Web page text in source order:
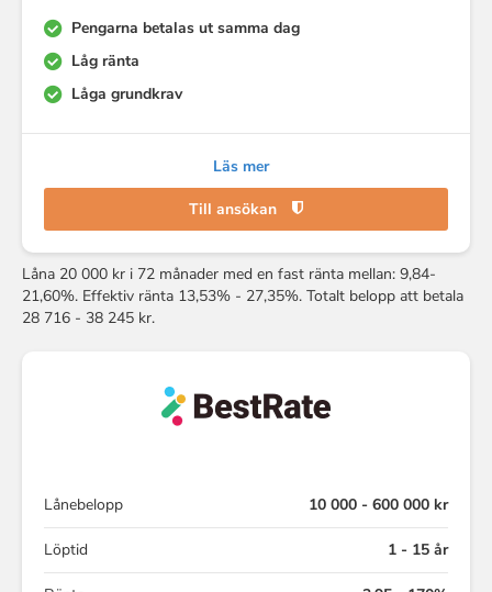
Pengarna betalas ut samma dag
Låg ränta
Låga grundkrav
Läs mer
Till ansökan
Låna 20 000 kr i 72 månader med en fast ränta mellan: 9,84-
21,60%. Effektiv ränta 13,53% - 27,35%. Totalt belopp att betala
28 716 - 38 245 kr.
Lånebelopp 10 000 - 600 000 kr
Löptid 1 - 15 år